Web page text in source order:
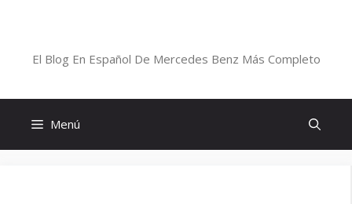
El Blog En Español De Mercedes Benz Más Completo
Menú